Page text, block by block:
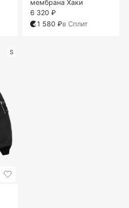
мембрана Хаки
6 320 ₽
1 580 ₽в Сплит
S